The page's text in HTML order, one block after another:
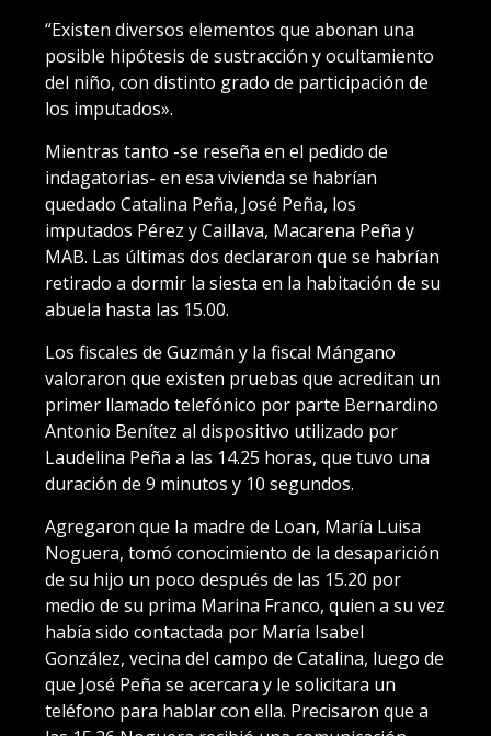
“Existen diversos elementos que abonan una
posible hipótesis de sustracción y ocultamiento
del niño, con distinto grado de participación de
los imputados».
Mientras tanto -se reseña en el pedido de
indagatorias- en esa vivienda se habrían
quedado Catalina Peña, José Peña, los
imputados Pérez y Caillava, Macarena Peña y
MAB. Las últimas dos declararon que se habrían
retirado a dormir la siesta en la habitación de su
abuela hasta las 15.00.
Los fiscales de Guzmán y la fiscal Mángano
valoraron que existen pruebas que acreditan un
primer llamado telefónico por parte Bernardino
Antonio Benítez al dispositivo utilizado por
Laudelina Peña a las 14.25 horas, que tuvo una
duración de 9 minutos y 10 segundos.
Agregaron que la madre de Loan, María Luisa
Noguera, tomó conocimiento de la desaparición
de su hijo un poco después de las 15.20 por
medio de su prima Marina Franco, quien a su vez
había sido contactada por María Isabel
González, vecina del campo de Catalina, luego de
que José Peña se acercara y le solicitara un
teléfono para hablar con ella. Precisaron que a